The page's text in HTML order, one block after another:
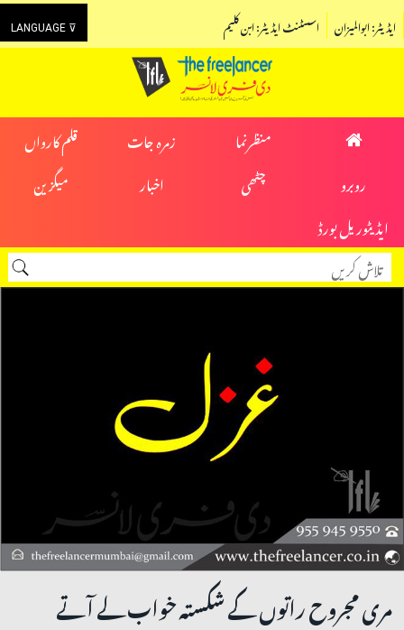
LANGUAGE ⊽ اسسٹنٹ ایڈیٹر: ابن کلیم ایڈیٹر: ابوالمیزان
منظرنما زمرہ جات
قلم کارواں
روبرو
چٹھی اخبار
میگزین
ایڈیٹوریل بورڈ
مری مجروح راتوں کے شکستہ خواب لے آتے